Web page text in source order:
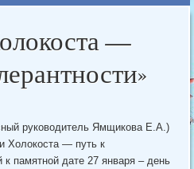
—
руководитель Ямщикова Е.А.)
Холокоста — путь к
к памятной дате 27 января – день